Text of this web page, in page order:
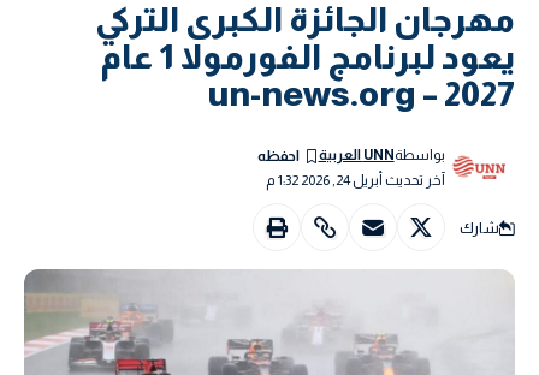
مهرجان الجائزة الكبرى التركي
يعود لبرنامج الفورمولا 1 عام
2027 – un-news.org
آخر تحديث أبريل 24, 2026 1:32 م
بواسطةUNN العربية
شارك